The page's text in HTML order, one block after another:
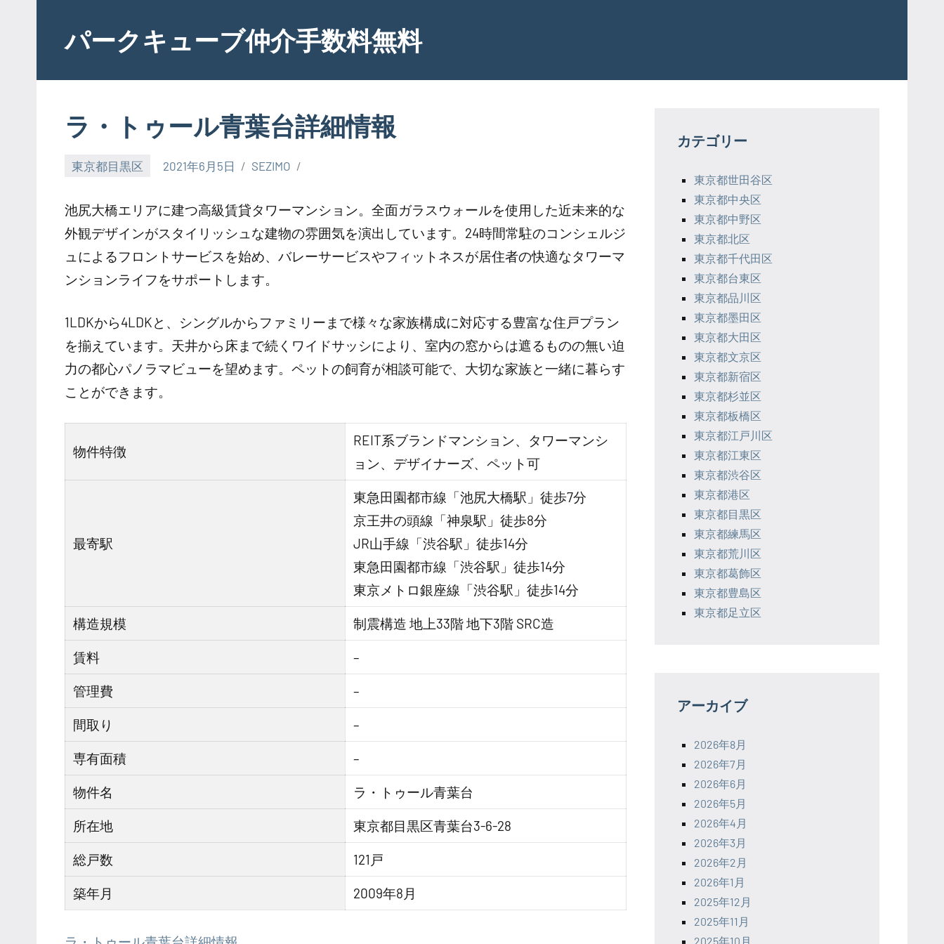
contentパークキューブ仲介手数料無料
ラ・トゥール青葉台詳細情報
東京都目黒区 2021年6月5日 SEZIMO
池尻大橋エリアに建つ高級賃貸タワーマンション。全面ガラスウォールを使用した近未来的な
外観デザインがスタイリッシュな建物の雰囲気を演出しています。24時間常駐のコンシェルジ
ュによるフロントサービスを始め、バレーサービスやフィットネスが居住者の快適なタワーマ
ンションライフをサポートします。
1LDKから4LDKと、シングルからファミリーまで様々な家族構成に対応する豊富な住戸プラン
を揃えています。天井から床まで続くワイドサッシにより、室内の窓からは遮るものの無い迫
力の都心パノラマビューを望めます。ペットの飼育が相談可能で、大切な家族と一緒に暮らす
ことができます。
物件特徴
REIT系ブランドマンション、タワーマンシ
ョン、デザイナーズ、ペット可
最寄駅
東急田園都市線「池尻大橋駅」徒歩7分
京王井の頭線「神泉駅」徒歩8分
JR山手線「渋谷駅」徒歩14分
東急田園都市線「渋谷駅」徒歩14分
東京メトロ銀座線「渋谷駅」徒歩14分
構造規模 制震構造 地上33階 地下3階 SRC造
賃料 –
管理費 –
間取り –
専有面積 –
物件名 ラ・トゥール青葉台
所在地 東京都目黒区青葉台3-6-28
総戸数 121戸
築年月 2009年8月
カテゴリー
東京都世田谷区
東京都中央区
東京都中野区
東京都北区
東京都千代田区
東京都台東区
東京都品川区
東京都墨田区
東京都大田区
東京都文京区
東京都新宿区
東京都杉並区
東京都板橋区
東京都江戸川区
東京都江東区
東京都渋谷区
東京都港区
東京都目黒区
東京都練馬区
東京都荒川区
東京都葛飾区
東京都豊島区
東京都足立区
アーカイブ
2026年8月
2026年7月
2026年6月
2026年5月
2026年4月
2026年3月
2026年2月
2026年1月
2025年12月
2025年11月
2025年10月